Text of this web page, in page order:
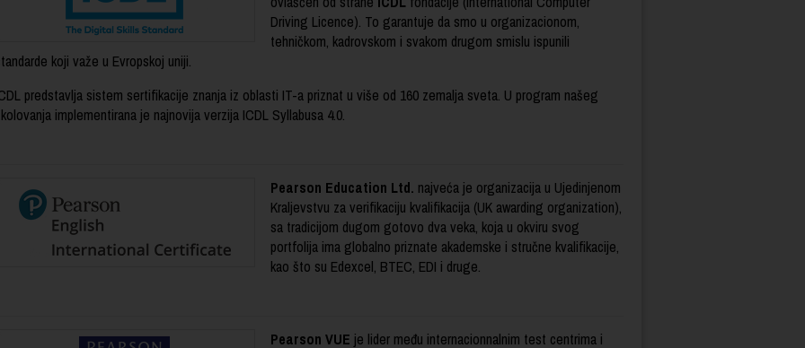
Driving Licence). To garantuje da smo u organizacionom,
tehničkom, kadrovskom i svakom drugom smislu ispunili
koji važe u Evropskoj uniji.
predstavlja sistem sertifikacije znanja iz oblasti IT-a priznat u više od 160 zemalja sveta. U program našeg
implementirana je najnovija verzija ICDL Syllabusa 4.0.
Pearson Education Ltd. najveća je organizacija u Ujedinjenom
Kraljevstvu za verifikaciju kvalifikacija (UK awarding organization),
sa tradicijom dugom gotovo dva veka, koja u okviru svog
portfolija ima globalno priznate akademske i stručne kvalifikacije,
kao što su Edexcel, BTEC, EDI i druge.
Pearson VUE je lider među internacionnalnim test centrima i